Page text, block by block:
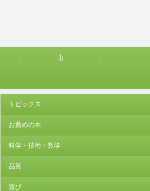
山
トピックス
お薦めの本
科学・技術・数学
品質
遊び